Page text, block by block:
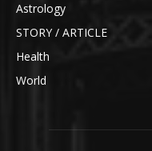
Astrology
STORY / ARTICLE
Health
World